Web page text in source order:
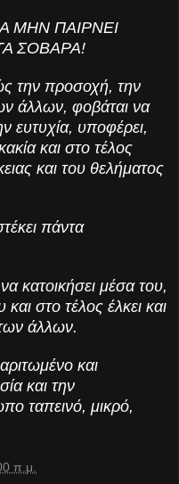
ΝΑ ΜΗΝ ΠΑΙΡΝΕΙ
ΣΟΒΑΡΑ!
την προσοχή, την
άλλων, φοβάται να
ευτυχία, υποφέρει,
και στο τέλος
και του θελήματος
πάντα
κατοικήσει μέσα του,
στο τέλος έλκει και
άλλων.
και
και την
ταπεινό, μικρό,
π.μ.